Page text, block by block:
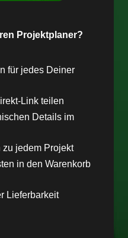
Projektplaner?
für jedes Deiner
Link teilen
Details im
zu jedem Projekt
in den Warenkorb
Lieferbarkeit